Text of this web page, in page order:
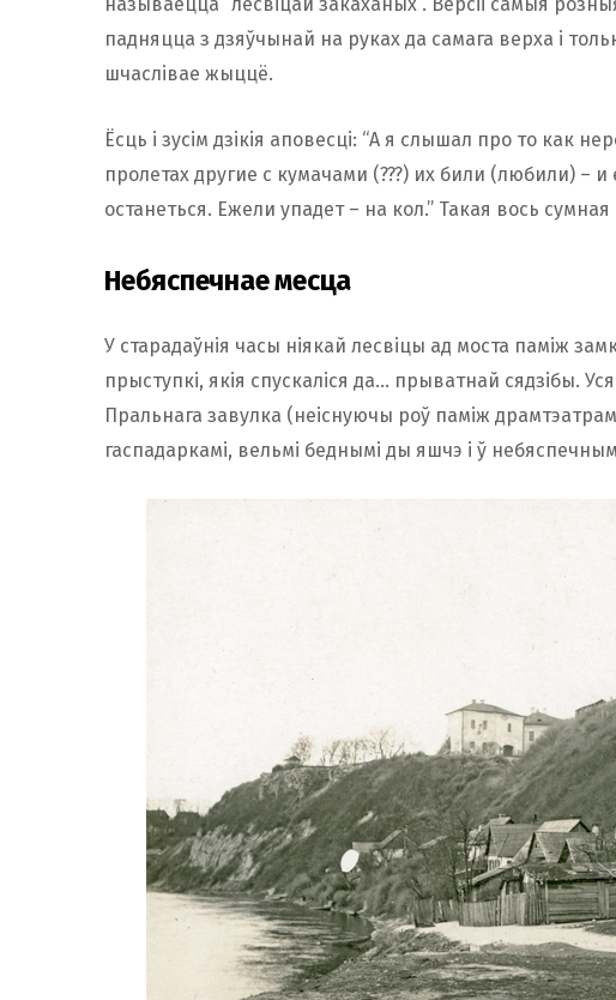
падняцца з дзяўчынай на руках да самага верха і
шчаслівае жыццё.
Ёсць і зусім дзікія аповесці: “А я слышал про то как
пролетах другие с кумачами (???) их били (любили) –
останеться. Ежели упадет – на кол.” Такая вось сумная
Небяспечнае месца
У старадаўнія часы ніякай лесвіцы ад моста паміж
прыступкі, якія спускаліся да… прыватнай сядзібы.
Пральнага завулка (неіснуючы роў паміж
гаспадаркамі, вельмі беднымі ды яшчэ і ў